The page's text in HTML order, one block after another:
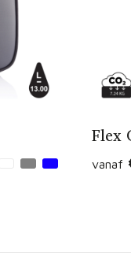
Flex
vanaf